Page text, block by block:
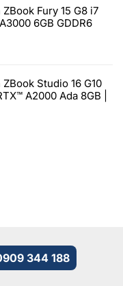
Fury 15 G8 i7
6GB GDDR6
Studio 16 G10
A2000 Ada 8GB |
344 188